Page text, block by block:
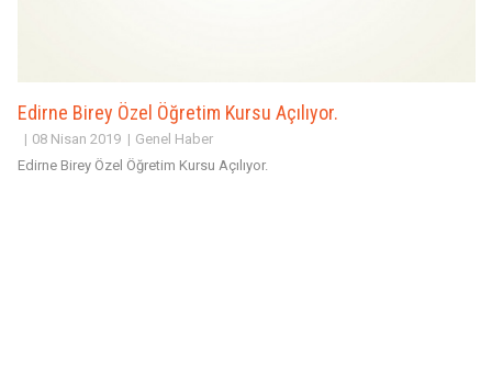
Edirne Birey Özel Öğretim Kursu Açılıyor.
08 Nisan 2019
Genel Haber
Edirne Birey Özel Öğretim Kursu Açılıyor.